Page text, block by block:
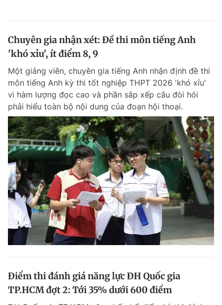
Chuyên gia nhận xét: Đề thi môn tiếng Anh
'khó xỉu', ít điểm 8, 9
Một giảng viên, chuyên gia tiếng Anh nhận định đề thi
môn tiếng Anh kỳ thi tốt nghiệp THPT 2026 'khó xỉu'
vì hàm lượng đọc cao và phần sắp xếp câu đòi hỏi
phải hiểu toàn bộ nội dung của đoạn hội thoại.
Điểm thi đánh giá năng lực ĐH Quốc gia
TP.HCM đợt 2: Tới 35% dưới 600 điểm